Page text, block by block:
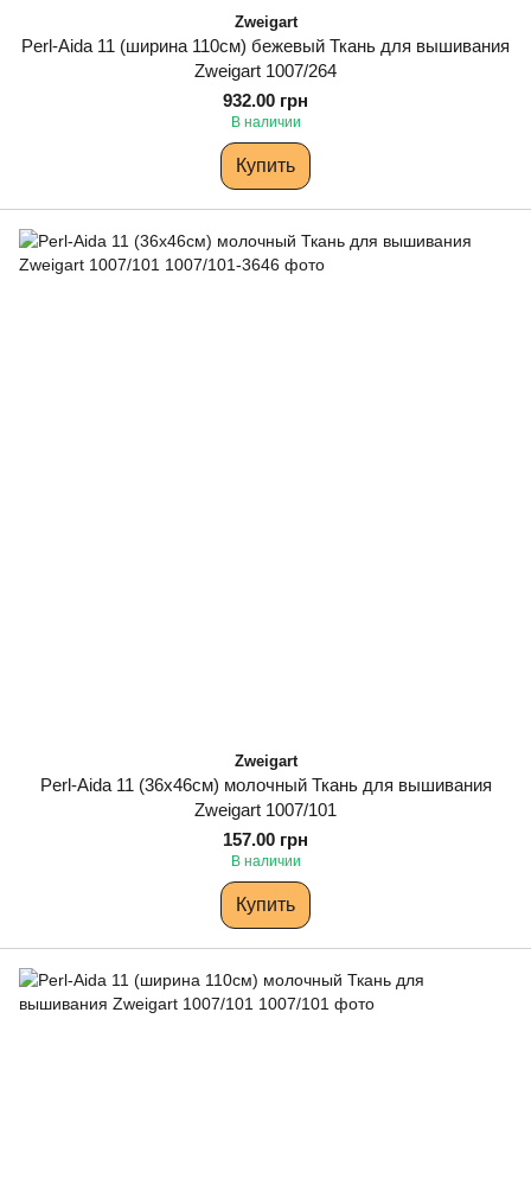
Zweigart
Perl-Aida 11 (ширина 110см) бежевый Ткань для вышивания
Zweigart 1007/264
932.00 грн
В наличии
Купить
Zweigart
Perl-Aida 11 (36х46см) молочный Ткань для вышивания
Zweigart 1007/101
157.00 грн
В наличии
Купить